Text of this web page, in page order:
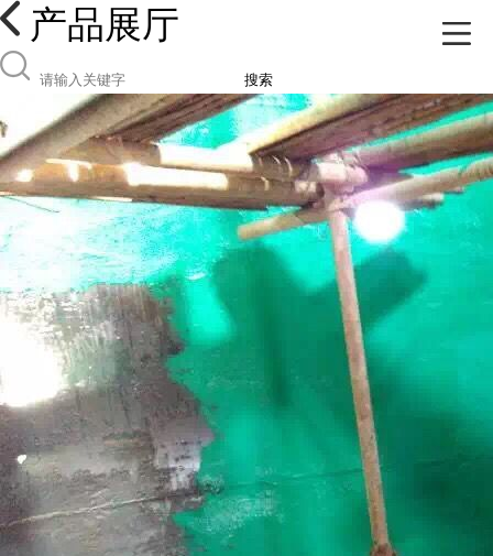
产品展厅
搜索